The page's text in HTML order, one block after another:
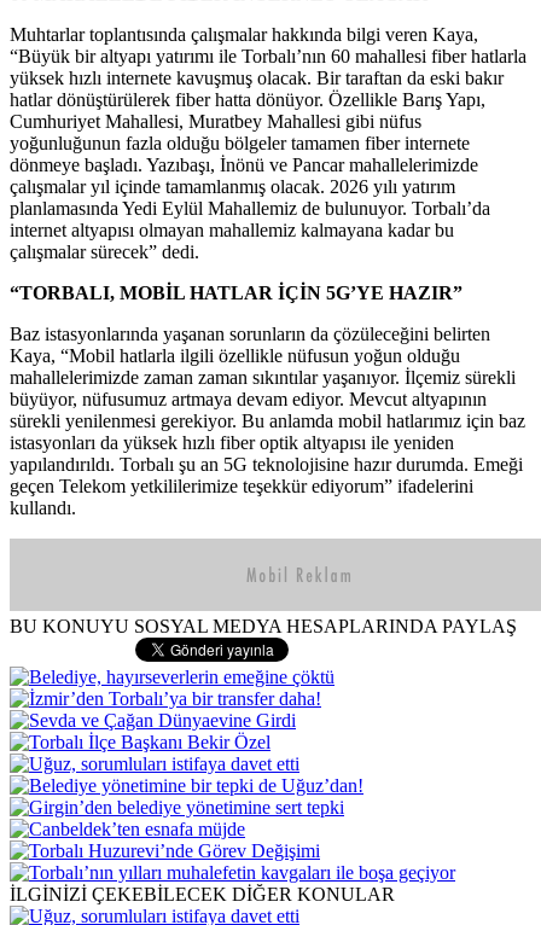
Muhtarlar toplantısında çalışmalar hakkında bilgi veren Kaya,
“Büyük bir altyapı yatırımı ile Torbalı’nın 60 mahallesi fiber hatlarla
yüksek hızlı internete kavuşmuş olacak. Bir taraftan da eski bakır
hatlar dönüştürülerek fiber hatta dönüyor. Özellikle Barış Yapı,
Cumhuriyet Mahallesi, Muratbey Mahallesi gibi nüfus
yoğunluğunun fazla olduğu bölgeler tamamen fiber internete
dönmeye başladı. Yazıbaşı, İnönü ve Pancar mahallelerimizde
çalışmalar yıl içinde tamamlanmış olacak. 2026 yılı yatırım
planlamasında Yedi Eylül Mahallemiz de bulunuyor. Torbalı’da
internet altyapısı olmayan mahallemiz kalmayana kadar bu
çalışmalar sürecek” dedi.
“TORBALI, MOBİL HATLAR İÇİN 5G’YE HAZIR”
Baz istasyonlarında yaşanan sorunların da çözüleceğini belirten
Kaya, “Mobil hatlarla ilgili özellikle nüfusun yoğun olduğu
mahallelerimizde zaman zaman sıkıntılar yaşanıyor. İlçemiz sürekli
büyüyor, nüfusumuz artmaya devam ediyor. Mevcut altyapının
sürekli yenilenmesi gerekiyor. Bu anlamda mobil hatlarımız için baz
istasyonları da yüksek hızlı fiber optik altyapısı ile yeniden
yapılandırıldı. Torbalı şu an 5G teknolojisine hazır durumda. Emeği
geçen Telekom yetkililerimize teşekkür ediyorum” ifadelerini
kullandı.
BU KONUYU SOSYAL MEDYA HESAPLARINDA PAYLAŞ
İLGİNİZİ ÇEKEBİLECEK DİĞER KONULAR